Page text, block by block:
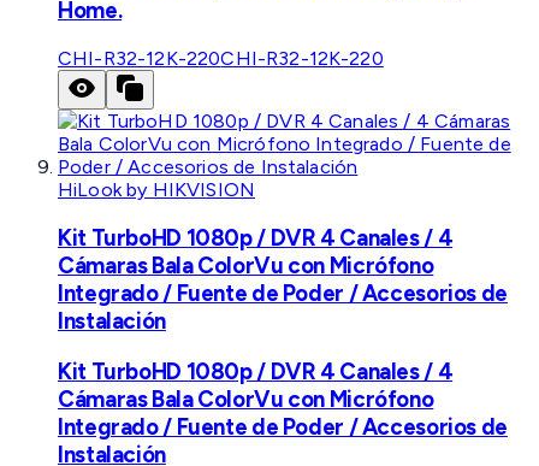
Home.
CHI-R32-12K-220CHI-R32-12K-220
HiLook by HIKVISION
Kit TurboHD 1080p / DVR 4 Canales / 4
Cámaras Bala ColorVu con Micrófono
Integrado / Fuente de Poder / Accesorios de
Instalación
Kit TurboHD 1080p / DVR 4 Canales / 4
Cámaras Bala ColorVu con Micrófono
Integrado / Fuente de Poder / Accesorios de
Instalación